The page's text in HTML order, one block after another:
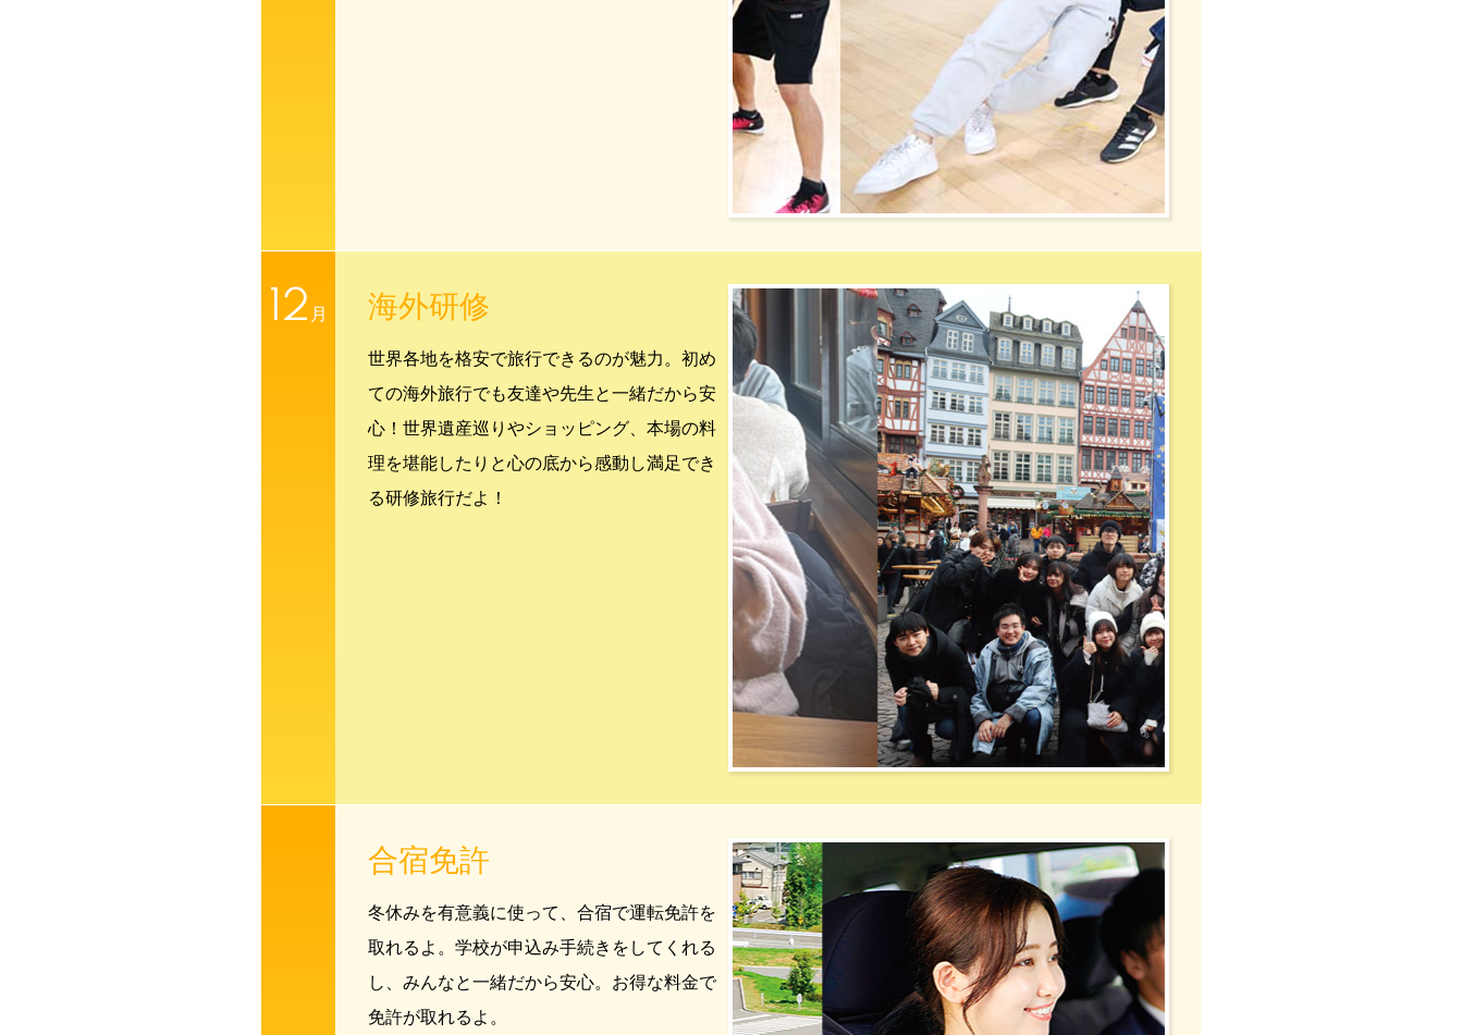
12 月 海外研修
世界各地を格安で旅行できるのが魅力。初め
ての海外旅行でも友達や先生と一緒だから安
心！世界遺産巡りやショッピング、本場の料
理を堪能したりと心の底から感動し満足でき
る研修旅行だよ！
合宿免許
冬休みを有意義に使って、合宿で運転免許を
取れるよ。学校が申込み手続きをしてくれる
し、みんなと一緒だから安心。お得な料金で
免許が取れるよ。